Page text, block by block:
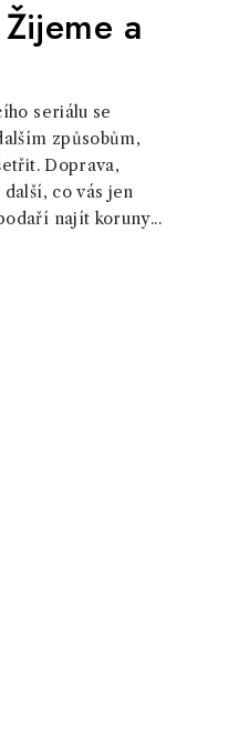
a
seriálu se
způsobům,
Doprava,
co vás jen
najít koruny...